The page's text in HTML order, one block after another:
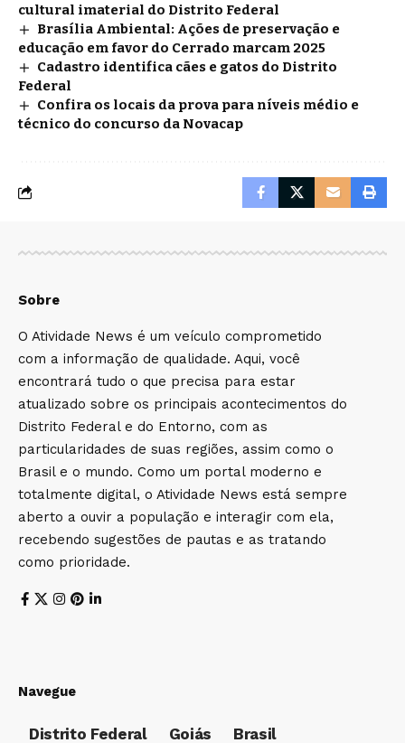
cultural imaterial do Distrito Federal
Brasília Ambiental: Ações de preservação e
educação em favor do Cerrado marcam 2025
Cadastro identifica cães e gatos do Distrito
Federal
Confira os locais da prova para níveis médio e
técnico do concurso da Novacap
Sobre
O Atividade News é um veículo comprometido
com a informação de qualidade. Aqui, você
encontrará tudo o que precisa para estar
atualizado sobre os principais acontecimentos do
Distrito Federal e do Entorno, com as
particularidades de suas regiões, assim como o
Brasil e o mundo. Como um portal moderno e
totalmente digital, o Atividade News está sempre
aberto a ouvir a população e interagir com ela,
recebendo sugestões de pautas e as tratando
como prioridade.
Navegue
Distrito Federal Goiás Brasil